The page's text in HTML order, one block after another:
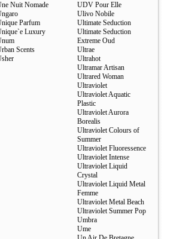
Nuit Nomade
Parfum
Luxury
Scents
UDV Pour Elle
Ulivo Nobile
Ultimate Seduction
Ultimate Seduction
Extreme Oud
Ultrae
Ultrahot
Ultramar Artisan
Ultrared Woman
Ultraviolet
Ultraviolet Aquatic
Plastic
Ultraviolet Aurora
Borealis
Ultraviolet Colours of
Summer
Ultraviolet Fluoressence
Ultraviolet Intense
Ultraviolet Liquid
Crystal
Ultraviolet Liquid Metal
Femme
Ultraviolet Metal Beach
Ultraviolet Summer Pop
Umbra
Ume